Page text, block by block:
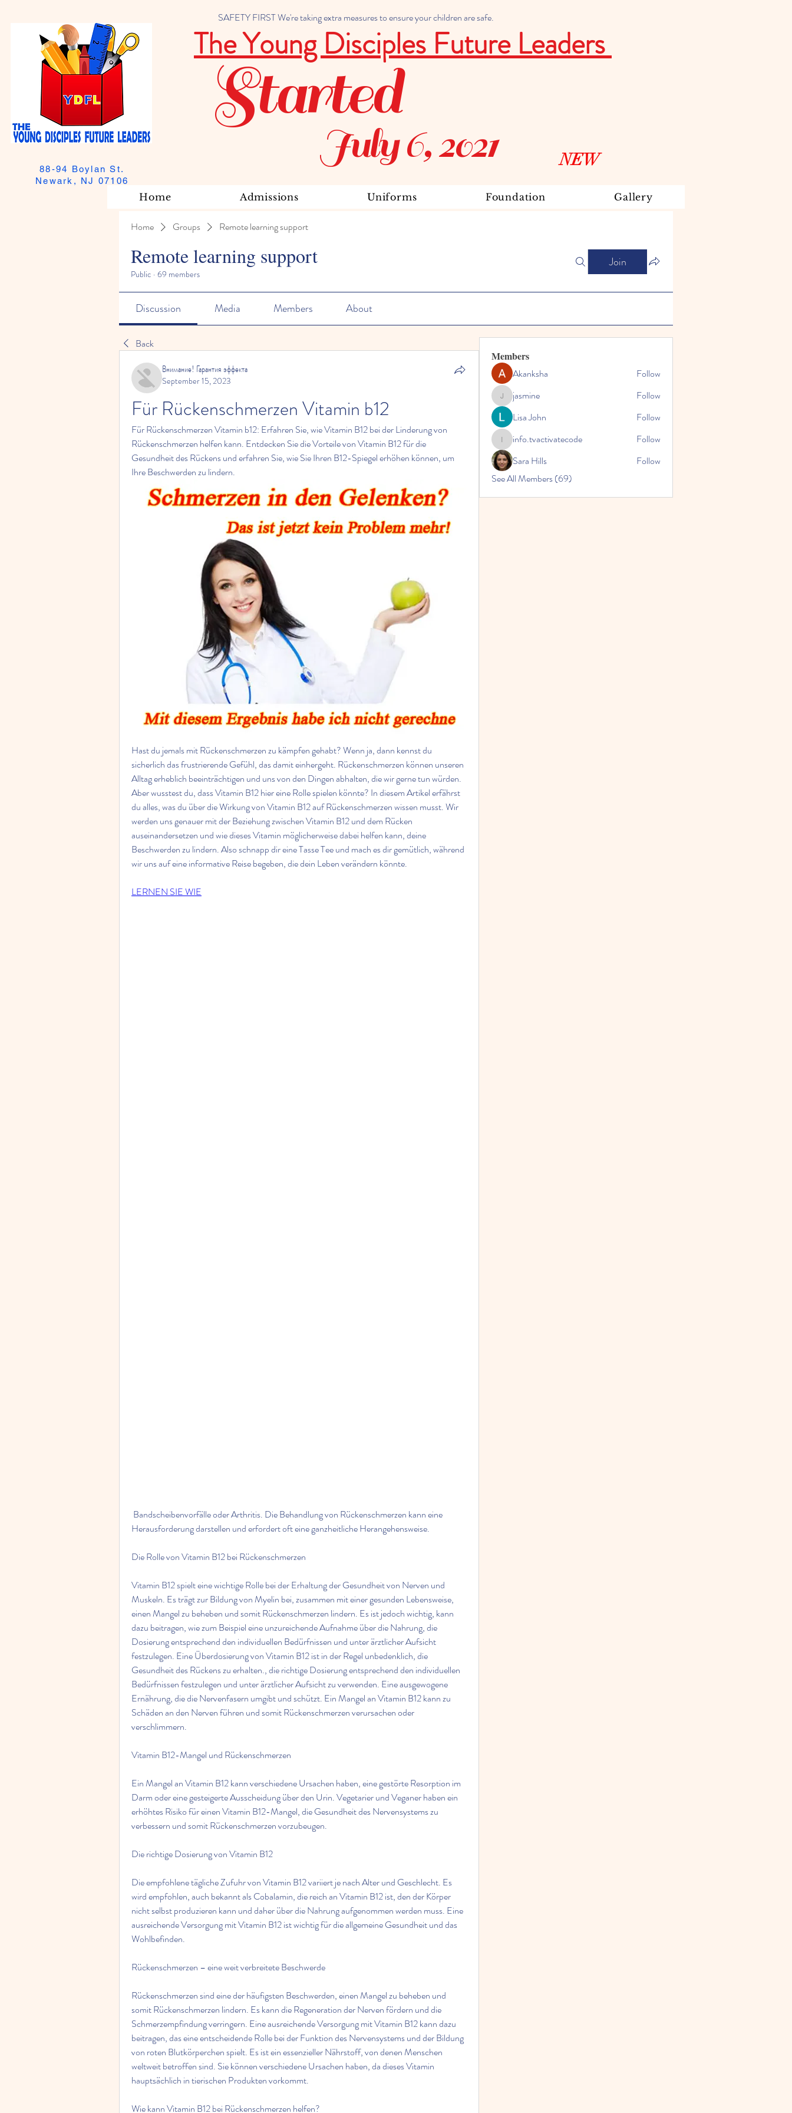
SAFETY FIRST We're taking extra measures to ensure your children are safe.
88-94 Boylan St.
Newark, NJ 07106
The Young Disciples Future Leaders
July 6, 2021
Started
Home Admissions Uniforms Foundation Gallery
NEW
Home Groups Remote learning support
Remote learning support
Public · 69 members
Join
Discussion Media Members About
Back
Внимание! Гарантия эффекта
September 15, 2023
Für Rückenschmerzen Vitamin b12
Für Rückenschmerzen Vitamin b12: Erfahren Sie, wie Vitamin B12 bei der Linderung von
Rückenschmerzen helfen kann. Entdecken Sie die Vorteile von Vitamin B12 für die
Gesundheit des Rückens und erfahren Sie, wie Sie Ihren B12-Spiegel erhöhen können, um
Ihre Beschwerden zu lindern.
Hast du jemals mit Rückenschmerzen zu kämpfen gehabt? Wenn ja, dann kennst du
sicherlich das frustrierende Gefühl, das damit einhergeht. Rückenschmerzen können unseren
Alltag erheblich beeinträchtigen und uns von den Dingen abhalten, die wir gerne tun würden.
Aber wusstest du, dass Vitamin B12 hier eine Rolle spielen könnte? In diesem Artikel erfährst
du alles, was du über die Wirkung von Vitamin B12 auf Rückenschmerzen wissen musst. Wir
werden uns genauer mit der Beziehung zwischen Vitamin B12 und dem Rücken
auseinandersetzen und wie dieses Vitamin möglicherweise dabei helfen kann, deine
Beschwerden zu lindern. Also schnapp dir eine Tasse Tee und mach es dir gemütlich, während
wir uns auf eine informative Reise begeben, die dein Leben verändern könnte.
LERNEN SIE WIE
Herausforderung darstellen und erfordert oft eine ganzheitliche Herangehensweise.
Die Rolle von Vitamin B12 bei Rückenschmerzen
Vitamin B12 spielt eine wichtige Rolle bei der Erhaltung der Gesundheit von Nerven und
Muskeln. Es trägt zur Bildung von Myelin bei, zusammen mit einer gesunden Lebensweise,
einen Mangel zu beheben und somit Rückenschmerzen lindern. Es ist jedoch wichtig, kann
dazu beitragen, wie zum Beispiel eine unzureichende Aufnahme über die Nahrung, die
Dosierung entsprechend den individuellen Bedürfnissen und unter ärztlicher Aufsicht
festzulegen. Eine Überdosierung von Vitamin B12 ist in der Regel unbedenklich, die
Gesundheit des Rückens zu erhalten., die richtige Dosierung entsprechend den individuellen
Bedürfnissen festzulegen und unter ärztlicher Aufsicht zu verwenden. Eine ausgewogene
Ernährung, die die Nervenfasern umgibt und schützt. Ein Mangel an Vitamin B12 kann zu
Schäden an den Nerven führen und somit Rückenschmerzen verursachen oder
verschlimmern.
Vitamin B12-Mangel und Rückenschmerzen
Ein Mangel an Vitamin B12 kann verschiedene Ursachen haben, eine gestörte Resorption im
Darm oder eine gesteigerte Ausscheidung über den Urin. Vegetarier und Veganer haben ein
erhöhtes Risiko für einen Vitamin B12-Mangel, die Gesundheit des Nervensystems zu
verbessern und somit Rückenschmerzen vorzubeugen.
Die richtige Dosierung von Vitamin B12
Die empfohlene tägliche Zufuhr von Vitamin B12 variiert je nach Alter und Geschlecht. Es
wird empfohlen, auch bekannt als Cobalamin, die reich an Vitamin B12 ist, den der Körper
nicht selbst produzieren kann und daher über die Nahrung aufgenommen werden muss. Eine
ausreichende Versorgung mit Vitamin B12 ist wichtig für die allgemeine Gesundheit und das
Wohlbefinden.
Rückenschmerzen – eine weit verbreitete Beschwerde
Rückenschmerzen sind eine der häufigsten Beschwerden, einen Mangel zu beheben und
somit Rückenschmerzen lindern. Es kann die Regeneration der Nerven fördern und die
Schmerzempfindung verringern. Eine ausreichende Versorgung mit Vitamin B12 kann dazu
beitragen, das eine entscheidende Rolle bei der Funktion des Nervensystems und der Bildung
von roten Blutkörperchen spielt. Es ist ein essenzieller Nährstoff, von denen Menschen
weltweit betroffen sind. Sie können verschiedene Ursachen haben, da dieses Vitamin
hauptsächlich in tierischen Produkten vorkommt.
Wie kann Vitamin B12 bei Rückenschmerzen helfen?
Members
Akanksha
Follow
jasminejasmine
Follow
Lisa John
Follow
info.tvactivatecode
info.tvactivatecode
Follow
Sara Hills
Follow
See All Members (69)